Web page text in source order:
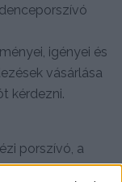
igényei és
vásárlása
kérdezni.
porszívó, a
medencéhez